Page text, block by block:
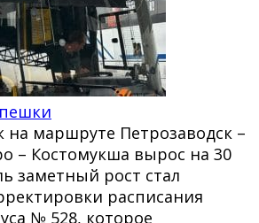
на маршруте Петрозаводск –
– Костомукша вырос на 30
заметный рост стал
расписания
№ 528, которое